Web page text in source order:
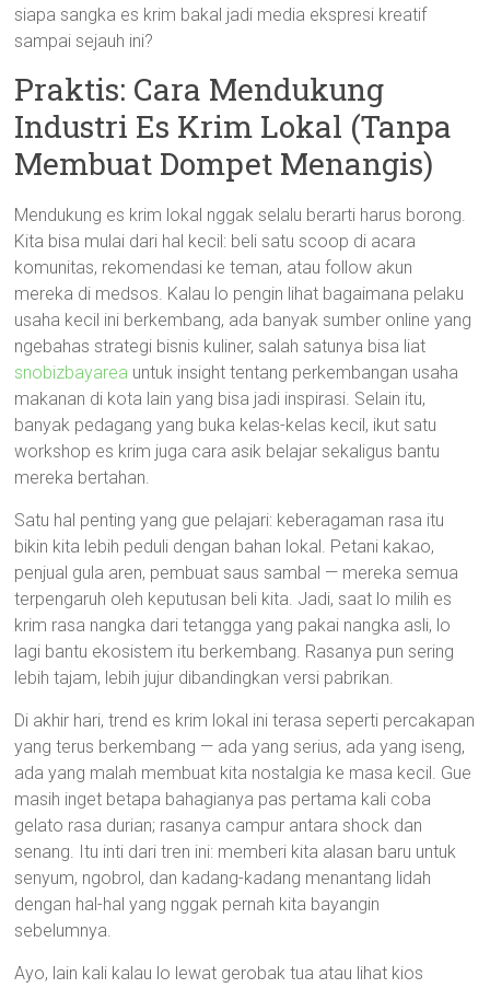
siapa sangka es krim bakal jadi media ekspresi kreatif
sampai sejauh ini?
Praktis: Cara Mendukung
Industri Es Krim Lokal (Tanpa
Membuat Dompet Menangis)
Mendukung es krim lokal nggak selalu berarti harus borong.
Kita bisa mulai dari hal kecil: beli satu scoop di acara
komunitas, rekomendasi ke teman, atau follow akun
mereka di medsos. Kalau lo pengin lihat bagaimana pelaku
usaha kecil ini berkembang, ada banyak sumber online yang
ngebahas strategi bisnis kuliner, salah satunya bisa liat
snobizbayarea untuk insight tentang perkembangan usaha
makanan di kota lain yang bisa jadi inspirasi. Selain itu,
banyak pedagang yang buka kelas-kelas kecil, ikut satu
workshop es krim juga cara asik belajar sekaligus bantu
mereka bertahan.
Satu hal penting yang gue pelajari: keberagaman rasa itu
bikin kita lebih peduli dengan bahan lokal. Petani kakao,
penjual gula aren, pembuat saus sambal — mereka semua
terpengaruh oleh keputusan beli kita. Jadi, saat lo milih es
krim rasa nangka dari tetangga yang pakai nangka asli, lo
lagi bantu ekosistem itu berkembang. Rasanya pun sering
lebih tajam, lebih jujur dibandingkan versi pabrikan.
Di akhir hari, trend es krim lokal ini terasa seperti percakapan
yang terus berkembang — ada yang serius, ada yang iseng,
ada yang malah membuat kita nostalgia ke masa kecil. Gue
masih inget betapa bahagianya pas pertama kali coba
gelato rasa durian; rasanya campur antara shock dan
senang. Itu inti dari tren ini: memberi kita alasan baru untuk
senyum, ngobrol, dan kadang-kadang menantang lidah
dengan hal-hal yang nggak pernah kita bayangin
sebelumnya.
Ayo, lain kali kalau lo lewat gerobak tua atau lihat kios